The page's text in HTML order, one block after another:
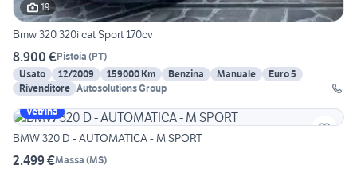
19
Bmw 320 320i cat Sport 170cv
8.900 €Pistoia (PT)
Usato
12/2009 159000 Km Benzina Manuale
Euro 5
Rivenditore Autosolutions Group
Vetrina
BMW 320 D - AUTOMATICA - M SPORT
2.499 €Massa (MS)